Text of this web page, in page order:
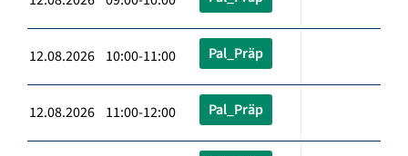
12.08.2026 10:00-11:00 Pal_Präp
12.08.2026 11:00-12:00 Pal_Präp